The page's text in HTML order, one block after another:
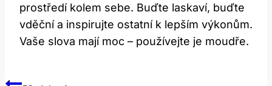
prostředí kolem sebe. Buďte laskaví, buďte
vděční a inspirujte ostatní k lepším výkonům.
Vaše slova mají moc – používejte je moudře.